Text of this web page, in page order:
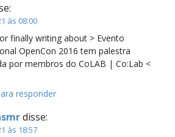
às 08:00
finally writing about > Evento
OpenCon 2016 tem palestra
por membros do CoLAB | Co:Lab <
responder
disse:
às 18:57